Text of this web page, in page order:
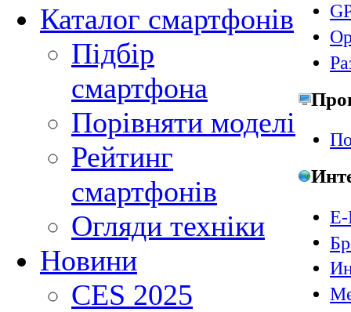
Каталог смартфонів
Підбір
смартфона
Порівняти моделі
Рейтинг
смартфонів
Огляди техніки
Новини
CES 2025